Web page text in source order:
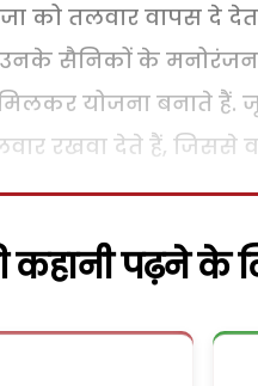
को तलवार वापस दे
सैनिकों के मनोरंजन
योजना बनाते
रखवा देते हैं, जिससे
पढ़ने के